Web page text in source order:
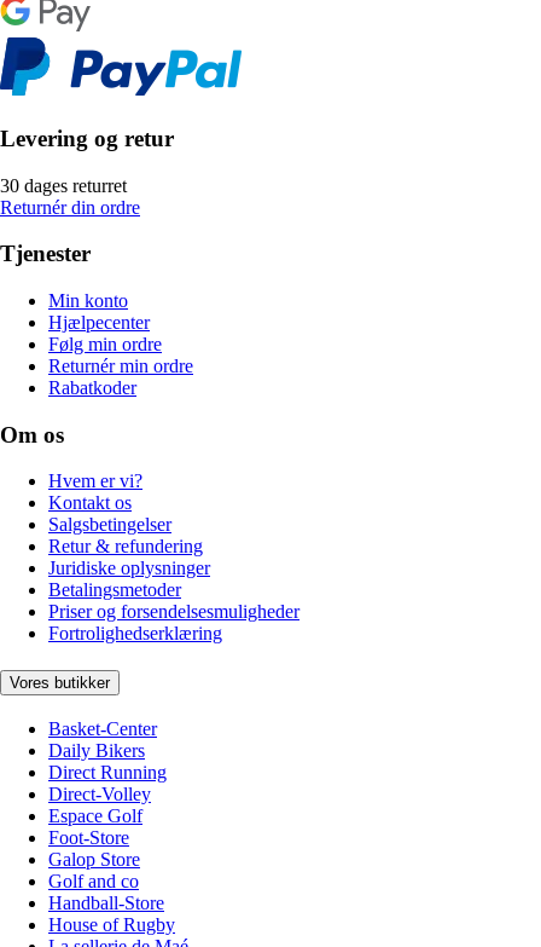
Levering og retur
30 dages returret
Returnér din ordre
Tjenester
Min konto
Hjælpecenter
Følg min ordre
Returnér min ordre
Rabatkoder
Om os
Hvem er vi?
Kontakt os
Salgsbetingelser
Retur & refundering
Juridiske oplysninger
Betalingsmetoder
Priser og forsendelsesmuligheder
Fortrolighedserklæring
Vores butikker
Basket-Center
Daily Bikers
Direct Running
Direct-Volley
Espace Golf
Foot-Store
Galop Store
Golf and co
Handball-Store
House of Rugby